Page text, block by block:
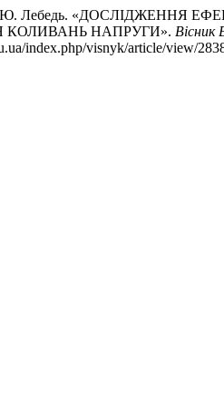
Ю. Лебедь.
НАПРУГИ». Вісник
index.php/visnyk/article/view/